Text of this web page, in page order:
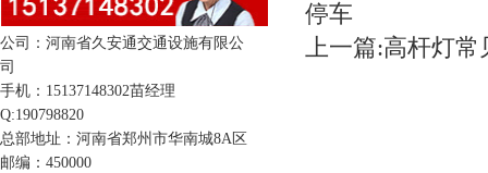
公司：河南省久安通交通设施有限公
司
手机：15137148302苗经理
Q:190798820
总部地址：河南省郑州市华南城8A区
邮编：450000
停车
上一篇:高杆灯常